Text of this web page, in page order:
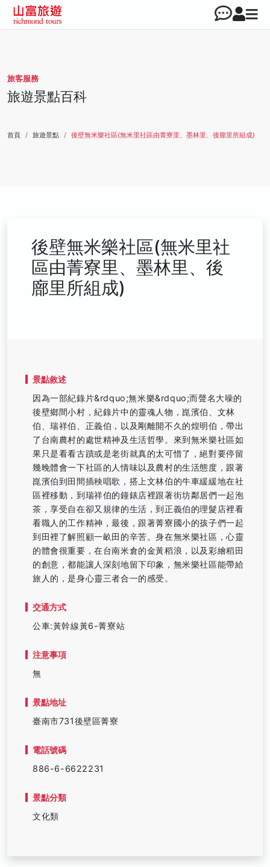
旅客服務
旅遊景點百科
首頁 旅遊景點 後壁無米樂社區(無米里社區由菁寮里、墨林里、後廍里所組成)
後壁無米樂社區(無米里社
區由菁寮里、墨林里、後
廍里所組成)
景點敘述
因為一部紀錄片&rdquo;無米樂&rdquo;而聲名大噪的
後壁鄉間小村，紀錄片中的靈魂人物，崑濱伯、文林
伯、瑞祥伯、正義伯，以及剛離開不久的煌明伯，帶出
了台南農村的處世精神及生活哲學。來到無米樂社區如
果只是看看古蹟或是老街就真的太可惜了，絕對要停留
幾晚體會一下社區的人情味以及農村的生活態度，跟著
崑濱伯到田間插秧唱歌，搭上文林伯的牛車緩緩地在社
區裡移動，到瑞祥伯的鐘錶店裡跟著街坊鄰居們一起泡
茶，享受自在卻又規律的生活，到正義伯的理髮店裡看
看職人的工作精神，最後，跟著菁寮國小的孩子們一起
到田裡了解照顧一畝田的辛苦。身在無米樂社區，心靈
的體會很重要，在台南米倉的金黃稻浪，以及彩繪稻田
的創意，都能讓人深刻地留下印象，無米樂社區能帶給
旅人的，是身心靈三者合一的感受。
交通方式
公車:黃幹線黃6-菁寮站
注意事項
無
景點地址
臺南市731後壁區菁寮
電話號碼
886-6-6622231
景點分類
文化類